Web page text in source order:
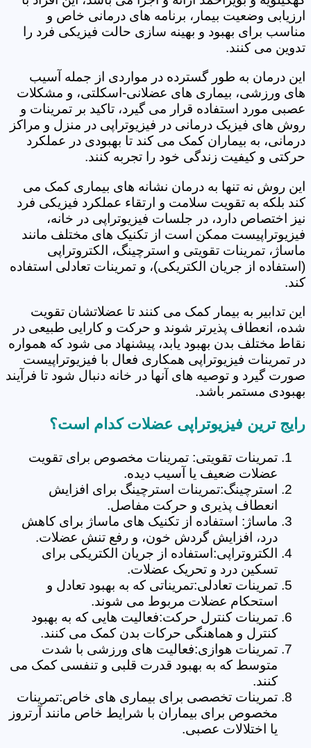
ارزیابی وضعیت بیمار، برنامه های درمانی خاص و
مناسب برای بهبود و بهینه سازی حالت فیزیکی فرد را
تدوین می کنند.
این درمان به طور گسترده در مواردی از جمله آسیب
های ورزشی، بیماری های عضلانی-اسکلتی، و مشکلات
عصبی مورد استفاده قرار می گیرد، تاکید بر تمرینات و
روش های فیزیک درمانی در فیزیوتراپی در منزل و مراکز
درمانی، به بیماران کمک می کند تا بهبودی در عملکرد
حرکتی و کیفیت زندگی خود را تجربه کنند.
این روش نه تنها به درمان نشانه های بیماری کمک می
کند بلکه به تقویت سلامت و ارتقاء عملکرد فیزیکی فرد
نیز اختصاص دارد، در جلسات فیزیوتراپی در خانه،
فیزیوتراپیست ممکن است از تکنیک های مختلف مانند
ماساژ، تمرینات تقویتی و استرچینگ، الکتروتراپی
(استفاده از جریان الکتریکی)، و تمرینات تعادلی استفاده
کند.
این تدابیر به بیمار کمک می کنند تا عضلاتشان تقویت
شده، انعطاف پذیرتر شوند و حرکت و کارایی طبیعی در
نقاط مختلف بدن بهبود یابد، پیشنهاد می شود که همواره
در تمرینات فیزیوتراپی همکاری فعال با فیزیوتراپیست
صورت گیرد و توصیه های آنها در خانه دنبال شود تا فرآیند
بهبودی مستمر باشد.
رایج ترین فیزیوتراپی عضلات کدام است؟
تمرینات تقویتی: تمرینات مخصوص برای تقویت
عضلات ضعیف یا آسیب دیده.
استرچینگ:تمرینات استرچینگ برای افزایش
انعطاف پذیری و حرکت مفاصل.
ماساژ: استفاده از تکنیک های ماساژ برای کاهش
درد، افزایش گردش خون، و رفع تنش عضلات.
الکتروتراپی:استفاده از جریان الکتریکی برای
تسکین درد و تحریک عضلات.
تمرینات تعادلی:تمریناتی که به بهبود تعادل و
استحکام عضلات مربوط می شوند.
تمرینات کنترل حرکت:فعالیت هایی که به بهبود
کنترل و هماهنگی حرکات بدن کمک می کنند.
تمرینات هوازی:فعالیت های ورزشی با شدت
متوسط که به بهبود قدرت قلبی و تنفسی کمک می
کنند.
تمرینات تخصصی برای بیماری های خاص:تمرینات
مخصوص برای بیماران با شرایط خاص مانند آرتروز
یا اختلالات عصبی.